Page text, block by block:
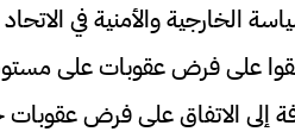
الخارجية والأمنية في الاتحاد
وافقوا على فرض عقوبات على
إلى الاتفاق على فرض